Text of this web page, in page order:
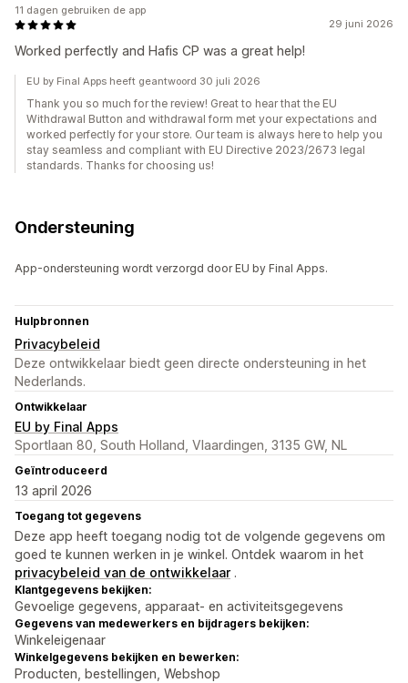
29 juni 2026
Worked perfectly and Hafis CP was a great help!
11 dagen gebruiken de app
EU by Final Apps heeft geantwoord 30 juli 2026
Thank you so much for the review! Great to hear that the EU
Withdrawal Button and withdrawal form met your expectations and
worked perfectly for your store. Our team is always here to help you
stay seamless and compliant with EU Directive 2023/2673 legal
standards. Thanks for choosing us!
Ondersteuning
App-ondersteuning wordt verzorgd door EU by Final Apps.
Hulpbronnen
Privacybeleid
Deze ontwikkelaar biedt geen directe ondersteuning in het
Nederlands.
Ontwikkelaar
EU by Final Apps
Sportlaan 80, South Holland, Vlaardingen, 3135 GW, NL
Geïntroduceerd
13 april 2026
Toegang tot gegevens
Deze app heeft toegang nodig tot de volgende gegevens om
goed te kunnen werken in je winkel. Ontdek waarom in het
privacybeleid van de ontwikkelaar .
Klantgegevens bekijken:
Gevoelige gegevens, apparaat- en activiteitsgegevens
Gegevens van medewerkers en bijdragers bekijken:
Winkeleigenaar
Winkelgegevens bekijken en bewerken:
Producten, bestellingen, Webshop